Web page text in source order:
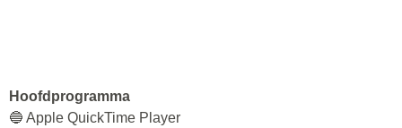
Hoofdprogramma
🔵 Apple QuickTime Player